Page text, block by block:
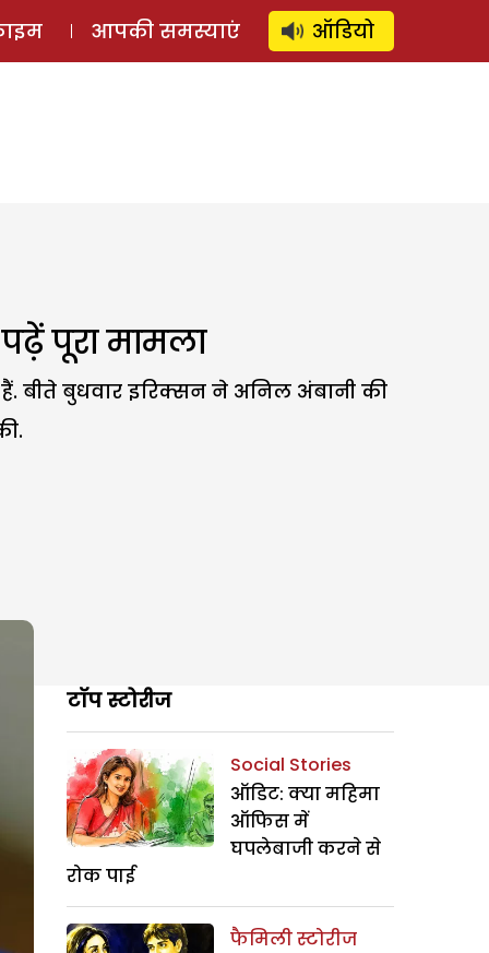
लॉग इन ⚲ SUBSCRIBE
आपकी समस्याएं ऑडियो
पूरा मामला
बीते बुधवार इरिक्सन ने अनिल अंबानी की
टॉप स्टोरीज
Social Stories
ऑडिट: क्या महिमा
ऑफिस में
घपलेबाजी करने से
रोक पाई
फैमिली स्टोरीज